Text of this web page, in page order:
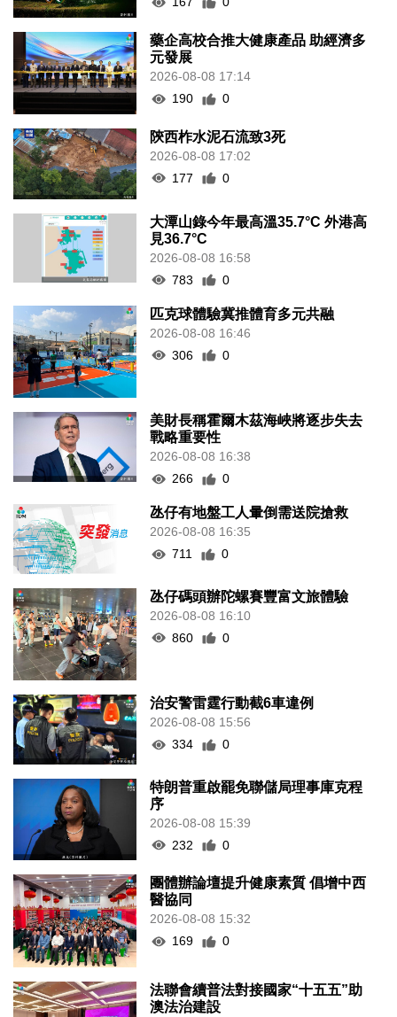
藥企高校合推大健康產品 助經濟多
元發展
2026-08-08 17:14
190
0
陝西柞水泥石流致3死
2026-08-08 17:02
177
0
大潭山錄今年最高溫35.7°C 外港高
見36.7°C
2026-08-08 16:58
783
0
匹克球體驗冀推體育多元共融
2026-08-08 16:46
306
0
美財長稱霍爾木茲海峽將逐步失去
戰略重要性
2026-08-08 16:38
266
0
氹仔有地盤工人暈倒需送院搶救
2026-08-08 16:35
711
0
氹仔碼頭辦陀螺賽豐富文旅體驗
2026-08-08 16:10
860
0
治安警雷霆行動截6車違例
2026-08-08 15:56
334
0
特朗普重啟罷免聯儲局理事庫克程
序
2026-08-08 15:39
232
0
團體辦論壇提升健康素質 倡增中西
醫協同
2026-08-08 15:32
169
0
法聯會續普法對接國家“十五五”助
澳法治建設